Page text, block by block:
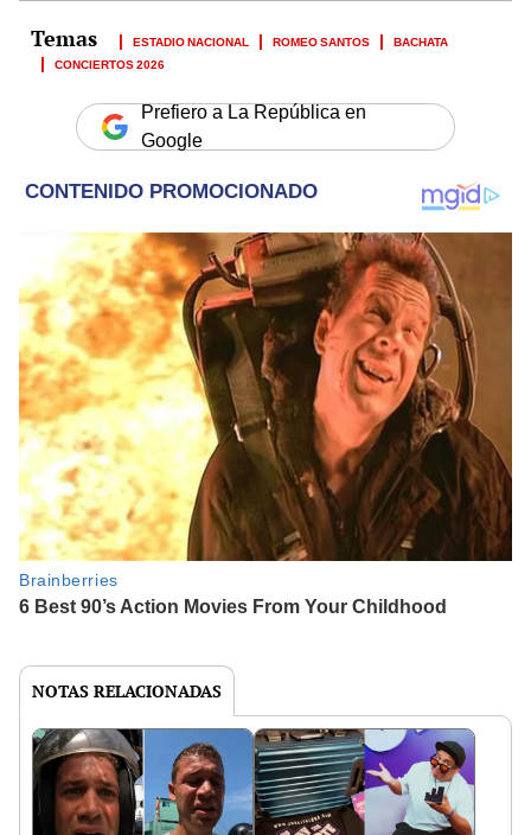
ESTADIO NACIONAL ROMEO SANTOS
BACHATA
CONCIERTOS 2026
Prefiero a La República en
Google
NOTAS RELACIONADAS